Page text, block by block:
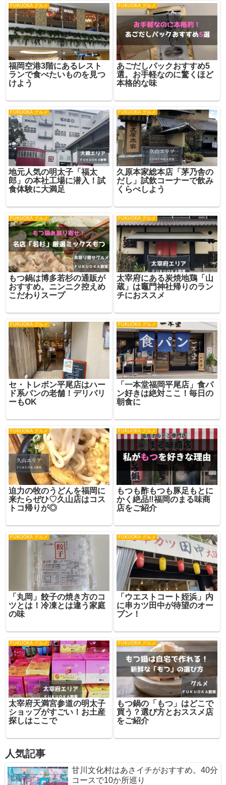
FUKUOKA グルメ
福岡空港3階にあるレスト
ランで食べたいものを見つ
けよう
FUKUOKA グルメ
あごだしパックおすすめ5
選。お手軽なのに驚くほど
本格的な味
FUKUOKA グルメ
地元人気の明太子「福太
郎」の本社工場に潜入！試
食体験に大満足
FUKUOKA グルメ
久原本家総本店「茅乃舎の
だし」試飲コーナーで飲み
くらべしよう
FUKUOKA グルメ
もつ鍋は博多若杉の通販が
おすすめ。ニンニク控えめ
こだわりスープ
FUKUOKA グルメ
太宰府にある炭焼地鶏「山
蔵」は竈門神社帰りのラン
チにおススメ
FUKUOKA グルメ
セ・トレボン平尾店はハー
ド系パンの老舗！デリバリ
ーもOK
FUKUOKA グルメ
「一本堂福岡平尾店」食パ
ン好きは絶対ここ！毎日の
朝食に
FUKUOKA グルメ
迫力の牧のうどんを福岡に
来たらぜひ♡久山店はコス
トコ帰りが◎
FUKUOKA グルメ
もつも酢もつも豚足もとに
かく絶品‼福岡のまる味商
店をご紹介
FUKUOKA グルメ
「丸岡」餃子の焼き方のコ
ツとは！冷凍とは違う家庭
の味
FUKUOKA グルメ
「ウエストコート姪浜」内
に串カツ田中が待望のオー
プン！
FUKUOKA グルメ
太宰府天満宮参道の明太子
ショップがすごい！お土産
探しはここで
FUKUOKA グルメ
もつ鍋の「もつ」はどこで
買う？選び方とおススメ店
をご紹介
人気記事
甘川文化村はあさイチがおすすめ。40分
コースで10か所巡り